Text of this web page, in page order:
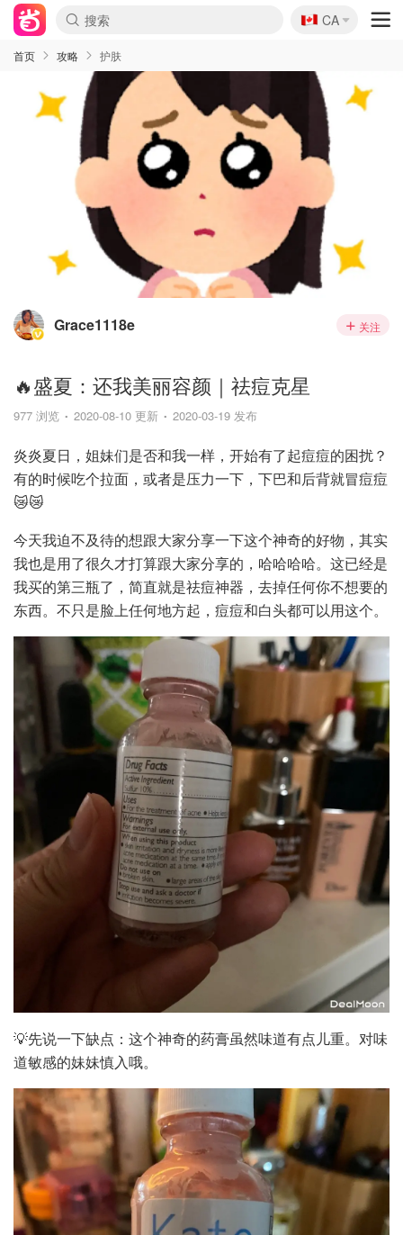
🇨🇦
CA
首页 攻略 护肤
Grace1118e 关注
🔥盛夏：还我美丽容颜｜祛痘克星
977 浏览 2020-08-10 更新 2020-03-19 发布
炎炎夏日，姐妹们是否和我一样，开始有了起痘痘的困扰？
有的时候吃个拉面，或者是压力一下，下巴和后背就冒痘痘
😿😿
今天我迫不及待的想跟大家分享一下这个神奇的好物，其实
我也是用了很久才打算跟大家分享的，哈哈哈哈。这已经是
我买的第三瓶了，简直就是祛痘神器，去掉任何你不想要的
东西。不只是脸上任何地方起，痘痘和白头都可以用这个。
💡先说一下缺点：这个神奇的药膏虽然味道有点儿重。对味
道敏感的妹妹慎入哦。